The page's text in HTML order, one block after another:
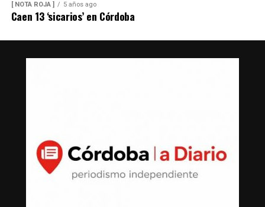
[ NOTA ROJA ] 5 años ago
Caen 13 ‘sicarios’ en Córdoba